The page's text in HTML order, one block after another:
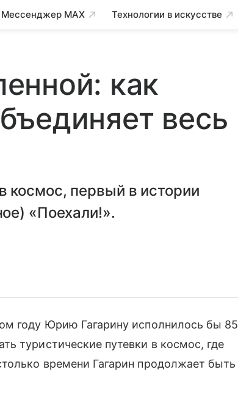
Мессенджер MAX Технологии в искусстве
как
весь
космос, первый в истории
«Поехали!».
году Юрию Гагарину исполнилось бы 85
туристические путевки в космос, где
времени Гагарин продолжает быть